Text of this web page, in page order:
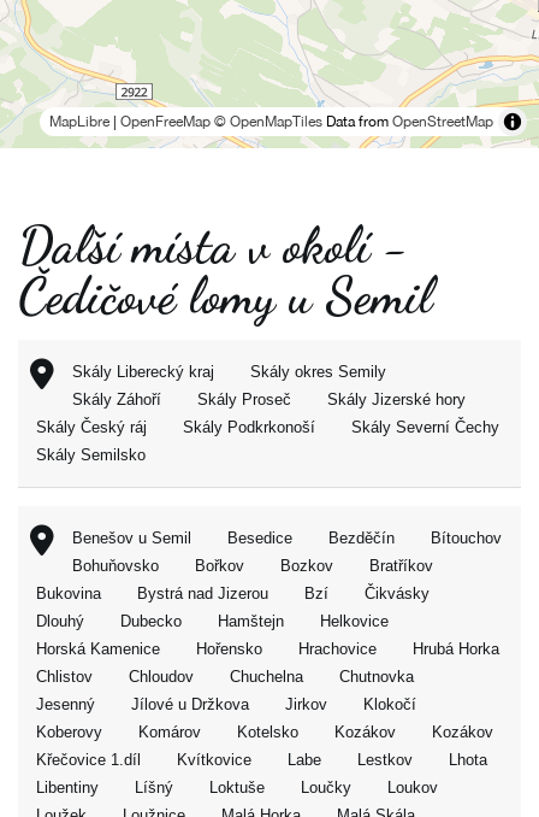
MapLibre OpenFreeMap © OpenMapTiles Data from OpenStreetMap
Další místa v okolí -
Čedičové lomy u Semil
Skály Liberecký kraj
Skály okres Semily
Skály Záhoří
Skály Proseč
Skály Jizerské hory
Skály Český ráj
Skály Podkrkonoší
Skály Severní Čechy
Skály Semilsko
Benešov u Semil Besedice Bezděčín
Bítouchov
Bohuňovsko
Bořkov Bozkov
Bratříkov
Bukovina
Bystrá nad Jizerou Bzí
Čikvásky
Dlouhý
Dubecko Hamštejn
Helkovice
Horská Kamenice
Hořensko Hrachovice
Hrubá Horka
Chlistov
Chloudov Chuchelna
Chutnovka
Jesenný
Jílové u Držkova Jirkov
Klokočí
Koberovy
Komárov Kotelsko Kozákov
Kozákov
Křečovice 1.díl
Kvítkovice Labe Lestkov
Lhota
Libentiny
Líšný Loktuše Loučky
Loukov